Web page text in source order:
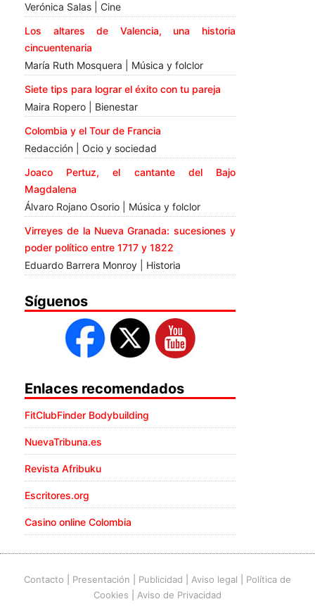
Verónica Salas | Cine
Los altares de Valencia, una historia
cincuentenaria
María Ruth Mosquera | Música y folclor
Siete tips para lograr el éxito con tu pareja
Maira Ropero | Bienestar
Colombia y el Tour de Francia
Redacción | Ocio y sociedad
Joaco Pertuz, el cantante del Bajo
Magdalena
Álvaro Rojano Osorio | Música y folclor
Virreyes de la Nueva Granada: sucesiones y
poder político entre 1717 y 1822
Eduardo Barrera Monroy | Historia
Síguenos
Enlaces recomendados
FitClubFinder Bodybuilding
NuevaTribuna.es
Revista Afribuku
Escritores.org
Casino online Colombia
Contacto Presentación Publicidad Aviso legal
Política de
Cookies
Aviso de Privacidad